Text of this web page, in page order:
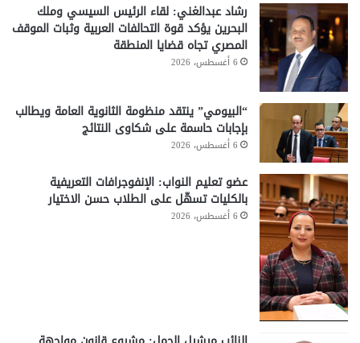
رشاد عبدالغني: لقاء الرئيس السيسي وملك
البحرين يؤكد قوة التحالفات العربية وثبات الموقف
المصري تجاه قضايا المنطقة
6 أغسطس، 2026
“البيومي” ينتقد منظومة الثانوية العامة ويطالب
بإجابات حاسمة على شكاوى النتائج
6 أغسطس، 2026
عضو تعليم النواب: الإنفوجرافات التعريفية
بالكليات تسهّل على الطلاب حسن الاختيار
6 أغسطس، 2026